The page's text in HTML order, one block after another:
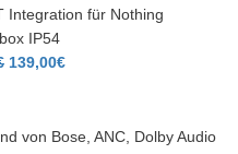
Integration für Nothing
IP54
139,00€
von Bose, ANC, Dolby Audio